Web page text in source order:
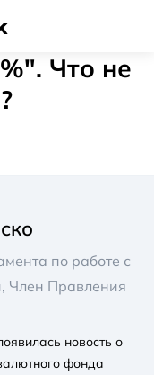
Что не
по работе с
Член Правления
новость о
фонда